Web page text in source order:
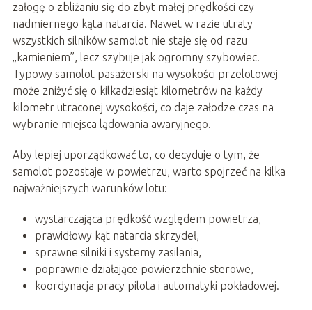
załogę o zbliżaniu się do zbyt małej prędkości czy
nadmiernego kąta natarcia. Nawet w razie utraty
wszystkich silników samolot nie staje się od razu
„kamieniem”, lecz szybuje jak ogromny szybowiec.
Typowy samolot pasażerski na wysokości przelotowej
może zniżyć się o kilkadziesiąt kilometrów na każdy
kilometr utraconej wysokości, co daje załodze czas na
wybranie miejsca lądowania awaryjnego.
Aby lepiej uporządkować to, co decyduje o tym, że
samolot pozostaje w powietrzu, warto spojrzeć na kilka
najważniejszych warunków lotu:
wystarczająca prędkość względem powietrza,
prawidłowy kąt natarcia skrzydeł,
sprawne silniki i systemy zasilania,
poprawnie działające powierzchnie sterowe,
koordynacja pracy pilota i automatyki pokładowej.